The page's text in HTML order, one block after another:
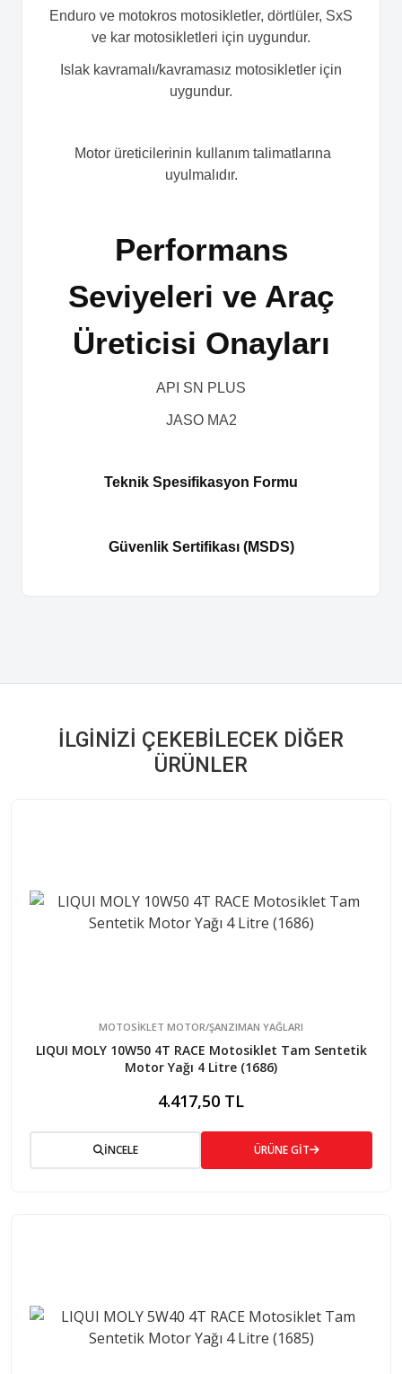
Enduro ve motokros motosikletler, dörtlüler, SxS
ve kar motosikletleri için uygundur.
Islak kavramalı/kavramasız motosikletler için
uygundur.
Motor üreticilerinin kullanım talimatlarına
uyulmalıdır.
Performans
Seviyeleri ve Araç
Üreticisi Onayları
API SN PLUS
JASO MA2
Teknik Spesifikasyon Formu
Güvenlik Sertifikası (MSDS)
İLGINIZI ÇEKEBILECEK DIĞER
ÜRÜNLER
MOTOSİKLET MOTOR/ŞANZIMAN YAĞLARI
LIQUI MOLY 10W50 4T RACE Motosiklet Tam Sentetik
Motor Yağı 4 Litre (1686)
4.417,50 TL
İNCELE ÜRÜNE GİT